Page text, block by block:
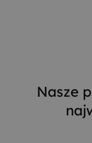
Nasze